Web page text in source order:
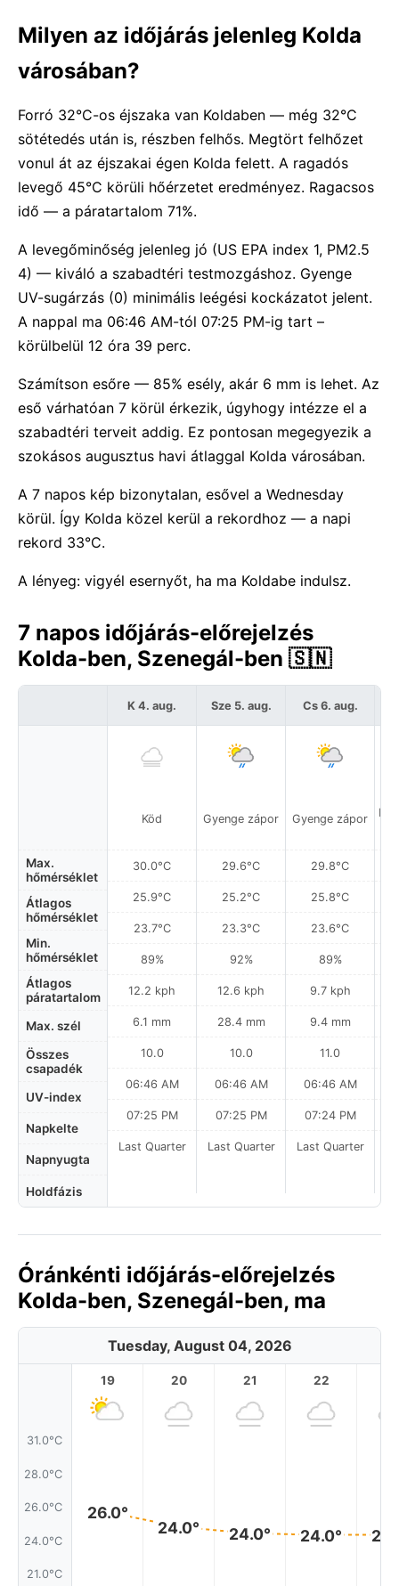
Milyen az időjárás jelenleg Kolda
városában?
Forró 32°C-os éjszaka van Koldaben — még 32°C
sötétedés után is, részben felhős. Megtört felhőzet
vonul át az éjszakai égen Kolda felett. A ragadós
levegő 45°C körüli hőérzetet eredményez. Ragacsos
idő — a páratartalom 71%.
A levegőminőség jelenleg jó (US EPA index 1, PM2.5
4) — kiváló a szabadtéri testmozgáshoz. Gyenge
UV-sugárzás (0) minimális leégési kockázatot jelent.
A nappal ma 06:46 AM-tól 07:25 PM-ig tart –
körülbelül 12 óra 39 perc.
Számítson esőre — 85% esély, akár 6 mm is lehet. Az
eső várhatóan 7 körül érkezik, úgyhogy intézze el a
szabadtéri terveit addig. Ez pontosan megegyezik a
szokásos augusztus havi átlaggal Kolda városában.
A 7 napos kép bizonytalan, esővel a Wednesday
körül. Így Kolda közel kerül a rekordhoz — a napi
rekord 33°C.
A lényeg: vigyél esernyőt, ha ma Koldabe indulsz.
7 napos időjárás-előrejelzés
Kolda-ben, Szenegál-ben 🇸🇳
Max.
hőmérséklet
Átlagos
hőmérséklet
Min.
hőmérséklet
Átlagos
páratartalom
Max. szél
Összes
csapadék
UV-index
Napkelte
Napnyugta
Holdfázis
K 4. aug.
Köd
30.0°C
25.9°C
23.7°C
89%
12.2 kph
6.1 mm
10.0
06:46 AM
07:25 PM
Last Quarter
Sze 5. aug.
Gyenge zápor
29.6°C
25.2°C
23.3°C
92%
12.6 kph
28.4 mm
10.0
06:46 AM
07:25 PM
Last Quarter
Cs 6. aug.
Gyenge zápor
29.8°C
25.8°C
23.6°C
89%
9.7 kph
9.4 mm
11.0
06:46 AM
07:24 PM
Last Quarter
Óránkénti időjárás-előrejelzés
Kolda-ben, Szenegál-ben, ma
Tuesday, August 04, 2026
31.0°C
28.0°C
26.0°C
24.0°C
21.0°C
19
26.0°
20
24.0°
21
24.0°
22
24.0°